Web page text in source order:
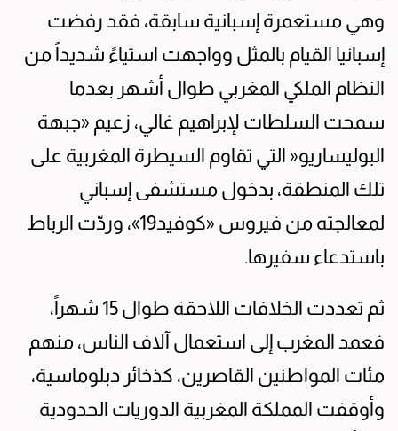
وهي مستعمرة إسبانية سابقة، فقد رفضت
إسبانيا القيام بالمثل وواجهت استياءً شديداً من
النظام الملكي المغربي طوال أشهر بعدما
سمحت السلطات لإبراهيم غالي، زعيم «جبهة
البوليساريو« التي تقاوم السيطرة المغربية على
تلك المنطقة، بدخول مستشفى إسباني
لمعالجته من فيروس «كوفيد19»، وردّت الرباط
باستدعاء سفيرها.
ثم تعددت الخلافات اللاحقة طوال 15 شهراً،
فعمد المغرب إلى استعمال آلاف الناس، منهم
مئات المواطنين القاصرين، كذخائر دبلوماسية،
وأوقفت المملكة المغربية الدوريات الحدودية